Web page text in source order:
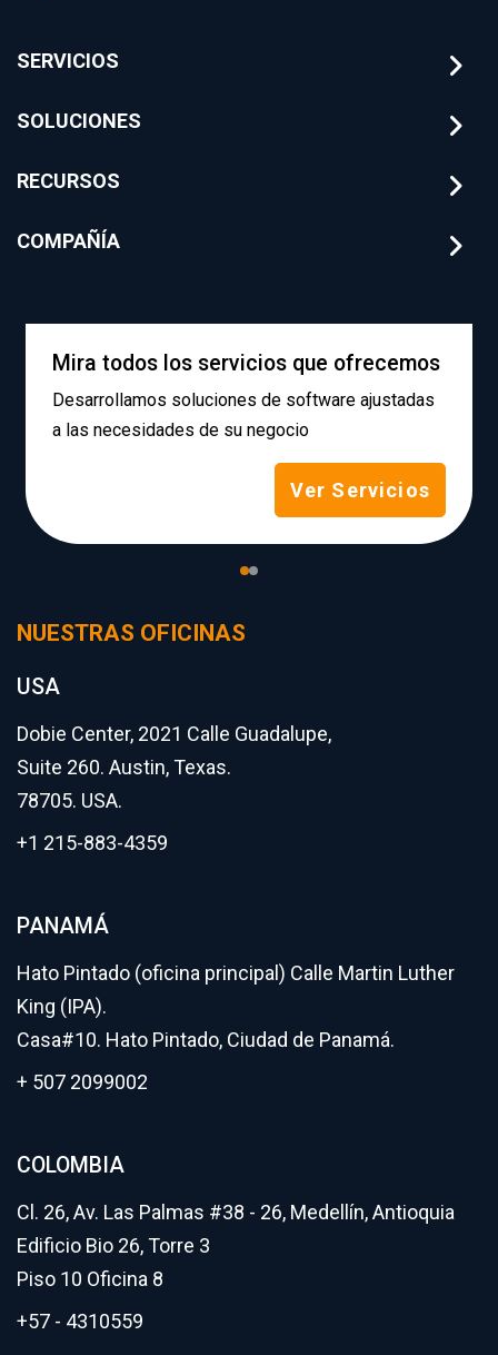
SERVICIOS
SOLUCIONES
RECURSOS
COMPAÑÍA
Mira todos los servicios que ofrecemos
Desarrollamos soluciones de software ajustadas
a las necesidades de su negocio
Ver Servicios
NUESTRAS OFICINAS
USA
Dobie Center, 2021 Calle Guadalupe,
Suite 260. Austin, Texas.
78705. USA.
+1 215-883-4359
PANAMÁ
Hato Pintado (oficina principal) Calle Martin Luther
King (IPA).
Casa#10. Hato Pintado, Ciudad de Panamá.
+ 507 2099002
COLOMBIA
Cl. 26, Av. Las Palmas #38 - 26, Medellín, Antioquia
Edificio Bio 26, Torre 3
Piso 10 Oficina 8
+57 - 4310559